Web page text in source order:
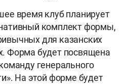
время клуб планирует
комплект формы,
для казанских
Форма будет посвящена
генерального
На этой форме будет